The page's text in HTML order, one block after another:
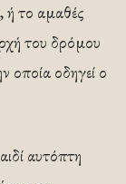
ή το αμαθές
του δρόμου
οποία οδηγεί ο
αυτόπτη